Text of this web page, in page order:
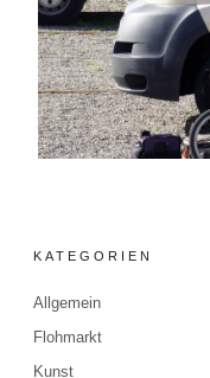
KATEGORIEN
Allgemein
Flohmarkt
Kunst